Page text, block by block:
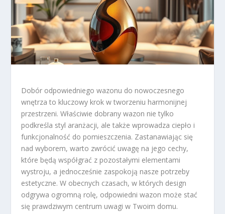
Dobór odpowiedniego wazonu do nowoczesnego
wnętrza to kluczowy krok w tworzeniu harmonijnej
przestrzeni. Właściwie dobrany wazon nie tylko
podkreśla styl aranżacji, ale także wprowadza ciepło i
funkcjonalność do pomieszczenia. Zastanawiając się
nad wyborem, warto zwrócić uwagę na jego cechy,
które będą współgrać z pozostałymi elementami
wystroju, a jednocześnie zaspokoją nasze potrzeby
estetyczne. W obecnych czasach, w których design
odgrywa ogromną rolę, odpowiedni wazon może stać
się prawdziwym centrum uwagi w Twoim domu.